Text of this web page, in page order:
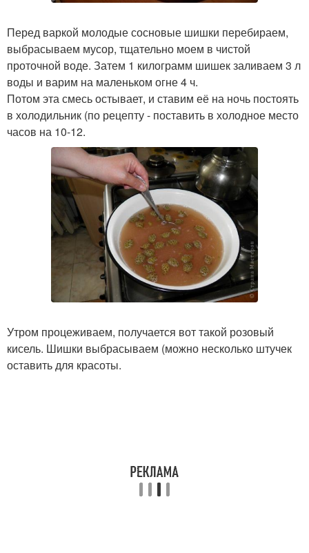
Перед варкой молодые сосновые шишки перебираем,
выбрасываем мусор, тщательно моем в чистой
проточной воде. Затем 1 килограмм шишек заливаем 3 л
воды и варим на маленьком огне 4 ч.
Потом эта смесь остывает, и ставим её на ночь постоять
в холодильник (по рецепту - поставить в холодное место
часов на 10-12.
Утром процеживаем, получается вот такой розовый
кисель. Шишки выбрасываем (можно несколько штучек
оставить для красоты.